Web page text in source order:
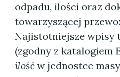
odpadu, ilości oraz
towarzyszącej
Najistotniejsze wpisy
(zgodny z katalogiem
ilość w jednostce